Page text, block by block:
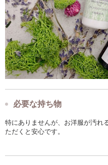
必要な持ち物
特にありませんが、お洋服が汚れ
ただくと安心です。